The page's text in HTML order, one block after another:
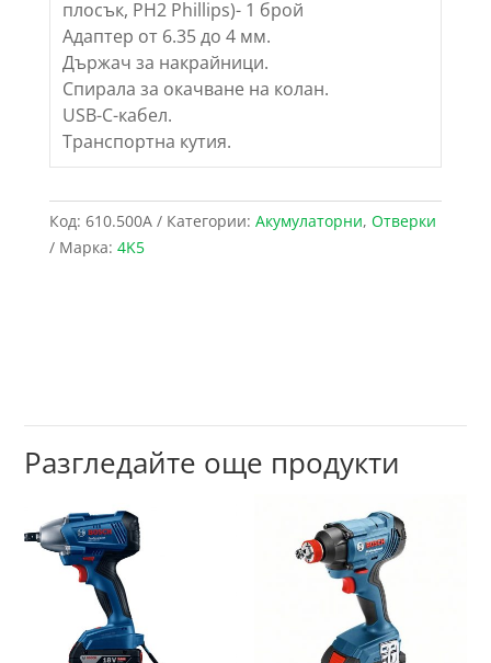
плосък, PH2 Phillips)- 1 брой
Адаптер от 6.35 до 4 мм.
Държач за накрайници.
Спирала за окачване на колан.
USB-C-кабел.
Транспортна кутия.
Код: 610.500A Категории: Акумулаторни, Отверки
Марка: 4K5
Разгледайте още продукти